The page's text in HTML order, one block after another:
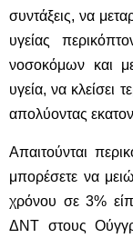
συντάξεις, να
υγείας
νοσοκόμων και
υγεία, να κλείσει
απολύοντας
Απαιτούνται
μπορέσετε να
χρόνου σε 3%
ΔΝΤ στους